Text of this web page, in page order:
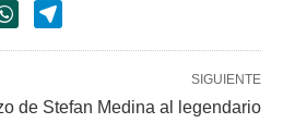
SIGUIENTE
de Stefan Medina al legendario